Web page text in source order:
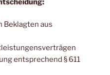
Beklagten aus
entsprechend § 611